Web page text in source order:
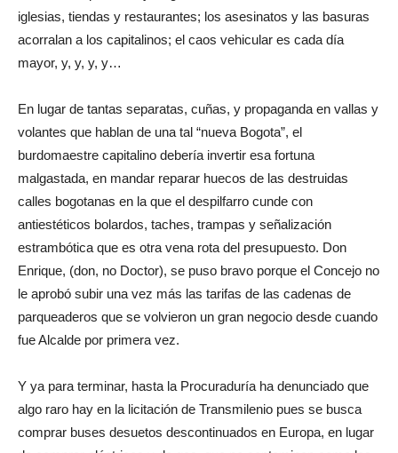
iglesias, tiendas y restaurantes; los asesinatos y las basuras
acorralan a los capitalinos; el caos vehicular es cada día
mayor, y, y, y, y…
En lugar de tantas separatas, cuñas, y propaganda en vallas y
volantes que hablan de una tal “nueva Bogota”, el
burdomaestre capitalino debería invertir esa fortuna
malgastada, en mandar reparar huecos de las destruidas
calles bogotanas en la que el despilfarro cunde con
antiestéticos bolardos, taches, trampas y señalización
estrambótica que es otra vena rota del presupuesto. Don
Enrique, (don, no Doctor), se puso bravo porque el Concejo no
le aprobó subir una vez más las tarifas de las cadenas de
parqueaderos que se volvieron un gran negocio desde cuando
fue Alcalde por primera vez.
Y ya para terminar, hasta la Procuraduría ha denunciado que
algo raro hay en la licitación de Transmilenio pues se busca
comprar buses desuetos descontinuados en Europa, en lugar